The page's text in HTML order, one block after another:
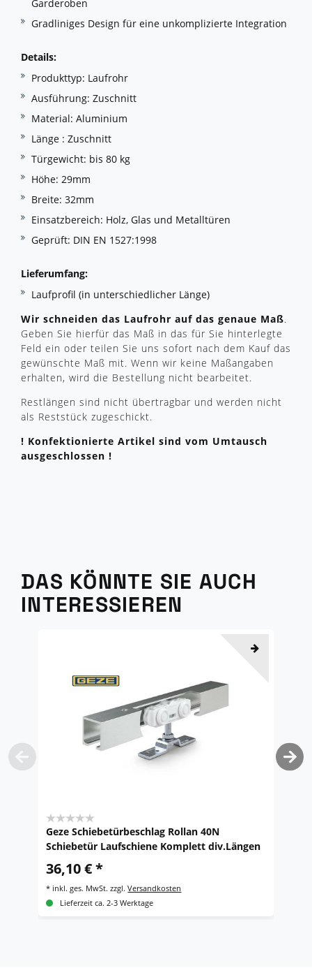
Garderoben
Gradliniges Design für eine unkomplizierte Integration
Details:
Produkttyp: Laufrohr
Ausführung: Zuschnitt
Material: Aluminium
Länge : Zuschnitt
Türgewicht: bis 80 kg
Höhe: 29mm
Breite: 32mm
Einsatzbereich: Holz, Glas und Metalltüren
Geprüft: DIN EN 1527:1998
Lieferumfang:
Laufprofil (in unterschiedlicher Länge)
Wir schneiden das Laufrohr auf das genaue Maß.
Geben Sie hierfür das Maß in das für Sie hinterlegte
Feld ein oder teilen Sie uns sofort nach dem Kauf das
gewünschte Maß mit. Wenn wir keine Maßangaben
erhalten, wird die Bestellung nicht bearbeitet.
Restlängen sind nicht übertragbar und werden nicht
als Reststück zugeschickt.
! Konfektionierte Artikel sind vom Umtausch
ausgeschlossen !
DAS KÖNNTE SIE AUCH
INTERESSIEREN
Geze Schiebetürbeschlag Rollan 40N
Schiebetür Laufschiene Komplett div.Längen
36,10 € *
* inkl. ges. MwSt. zzgl.Versandkosten
Lieferzeit ca. 2-3 Werktage